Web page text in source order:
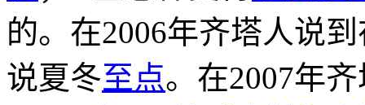
的。在2006年齐塔人说
说夏冬至点。在2007年